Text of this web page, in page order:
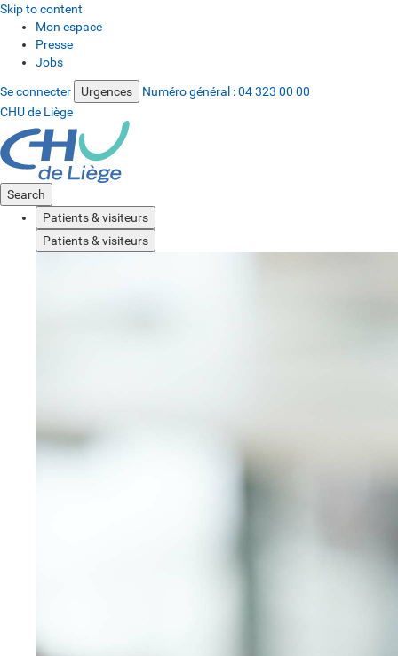
Skip to content
Mon espace
Presse
Jobs
Se connecter Urgences Numéro général :04 323 00 00
CHU de Liège
Search
Patients & visiteurs
Patients & visiteurs